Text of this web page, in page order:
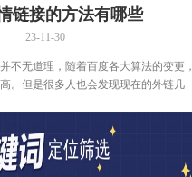
链接的方法有哪些
23-11-30
不无道理，随着百度各大算法的变更，
。但是很多人也会发现现在的外链几